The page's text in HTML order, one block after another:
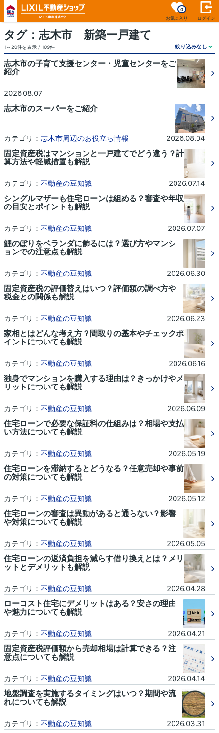
お気に入り
0
ログイン
タグ：志木市 新築一戸建て
1～20件を表示 / 109件
志木市の子育て支援センター・児童センターをご
紹介
2026.08.07
志木市のスーパーをご紹介
カテゴリ： 志木市周辺のお役立ち情報 2026.08.04
固定資産税はマンションと一戸建てでどう違う？計
算方法や軽減措置も解説
カテゴリ： 不動産の豆知識 2026.07.14
シングルマザーも住宅ローンは組める？審査や年収
の目安とポイントも解説
カテゴリ： 不動産の豆知識 2026.07.07
鯉のぼりをベランダに飾るには？選び方やマンシ
ョンでの注意点も解説
カテゴリ： 不動産の豆知識 2026.06.30
固定資産税の評価替えはいつ？評価額の調べ方や
税金との関係も解説
カテゴリ： 不動産の豆知識 2026.06.23
家相とはどんな考え方？間取りの基本やチェックポ
イントについても解説
カテゴリ： 不動産の豆知識 2026.06.16
独身でマンションを購入する理由は？きっかけやメ
リットについても解説
カテゴリ： 不動産の豆知識 2026.06.09
住宅ローンで必要な保証料の仕組みは？相場や支払
い方法についても解説
カテゴリ： 不動産の豆知識 2026.05.19
住宅ローンを滞納するとどうなる？任意売却や事前
の対策についても解説
カテゴリ： 不動産の豆知識 2026.05.12
住宅ローンの審査は異動があると通らない？影響
や対策についても解説
カテゴリ： 不動産の豆知識 2026.05.05
住宅ローンの返済負担を減らす借り換えとは？メリ
ットとデメリットも解説
カテゴリ： 不動産の豆知識 2026.04.28
ローコスト住宅にデメリットはある？安さの理由
や魅力についても解説
カテゴリ： 不動産の豆知識 2026.04.21
固定資産税評価額から売却相場は計算できる？注
意点についても解説
カテゴリ： 不動産の豆知識 2026.04.14
地盤調査を実施するタイミングはいつ？期間や流
れについても解説
カテゴリ： 不動産の豆知識 2026.03.31